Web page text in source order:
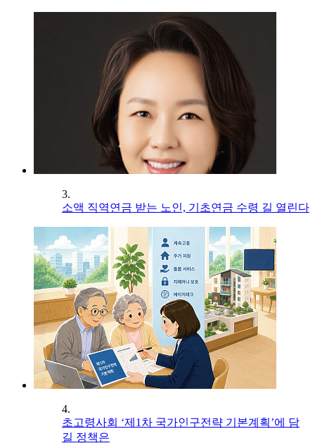
3.
소액 직역연금 받는 노인, 기초연금 수령 길 열린다
4.
초고령사회 ‘제1차 국가인구전략 기본계획’에 담
길 정책은